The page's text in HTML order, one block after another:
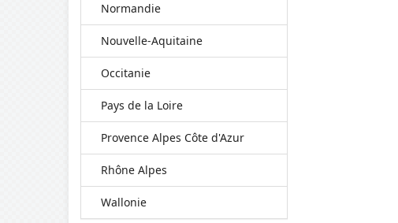
Normandie
Nouvelle-Aquitaine
Occitanie
Pays de la Loire
Provence Alpes Côte d'Azur
Rhône Alpes
Wallonie